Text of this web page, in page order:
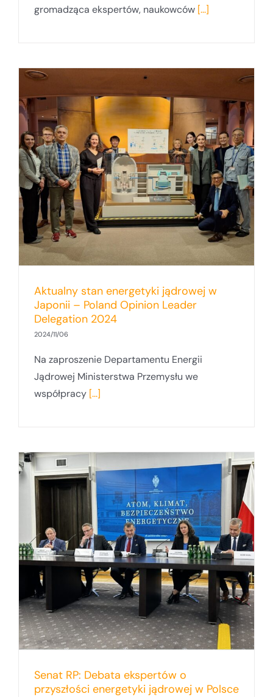
gromadząca ekspertów, naukowców [...]
Aktualny stan energetyki jądrowej w
Japonii – Poland Opinion Leader
Delegation 2024
2024/11/06
Na zaproszenie Departamentu Energii
Jądrowej Ministerstwa Przemysłu we
współpracy [...]
Senat RP: Debata ekspertów o
przyszłości energetyki jądrowej w Polsce